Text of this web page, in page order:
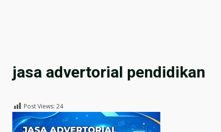
jasa advertorial pendidikan
Post Views: 24